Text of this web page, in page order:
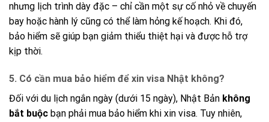
nhưng lịch trình dày đặc – chỉ cần một sự cố nhỏ về chuyến
bay hoặc hành lý cũng có thể làm hỏng kế hoạch. Khi đó,
bảo hiểm sẽ giúp bạn giảm thiểu thiệt hại và được hỗ trợ
kịp thời.
5. Có cần mua bảo hiểm để xin visa Nhật không?
Đối với du lịch ngắn ngày (dưới 15 ngày), Nhật Bản không
bắt buộc bạn phải mua bảo hiểm khi xin visa. Tuy nhiên,